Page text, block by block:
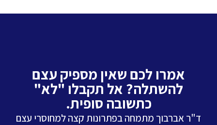
אמרו לכם שאין מספיק עצם
להשתלה? אל תקבלו "לא"
כתשובה סופית.
ד"ר אברבוך מתמחה בפתרונות קצה למחוסרי עצם